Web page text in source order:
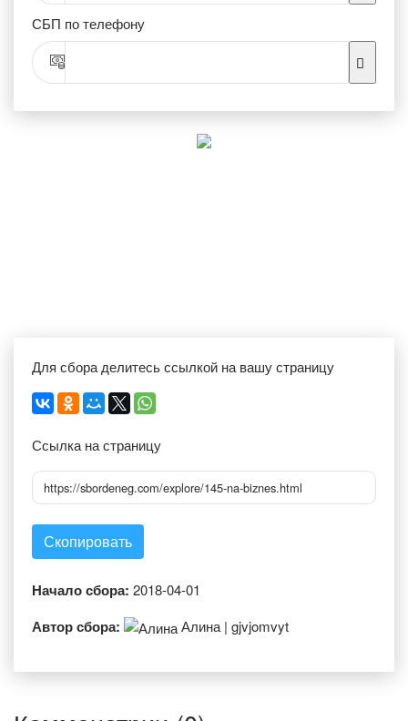
СБП по телефону
Для сбора делитесь ссылкой на вашу страницу
Ссылка на страницу
https://sbordeneg.com/explore/145-na-biznes.html
Скопировать
Начало сбора: 2018-04-01
Автор сбора: Алина | gjvjomvyt